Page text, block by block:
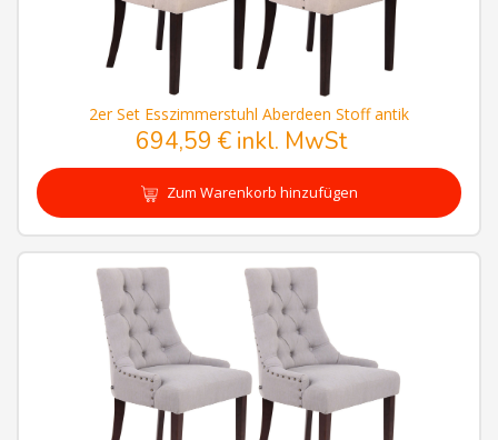
2er Set Esszimmerstuhl Aberdeen Stoff antik
694,59 € inkl. MwSt
Zum Warenkorb hinzufügen